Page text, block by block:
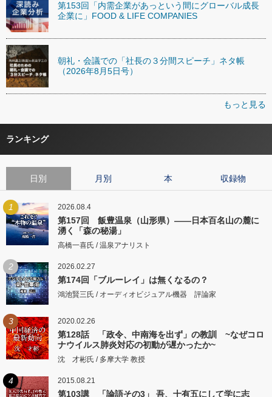
第153回「内需企業があっという間にグローバル成長
企業に」FOOD & LIFE COMPANIES
朝礼・会議での「社長の３分間スピーチ」ネタ帳
（2026年8月5日号）
もっと見る
ランキング
日別 月別 本 収録物
1 2026.08.4
第157回 飯豊温泉（山形県）――日本百名山の麓に
湧く「森の秘湯」
高橋一喜氏 / 温泉アナリスト
2 2026.02.27
第174回「ブルーレイ」は無くなるの？
鴻池賢三氏 / オーディオビジュアル機器 評論家
3 2020.02.26
第128話 「政令、中南海を出ず」の教訓 ~なぜコロ
ナウイルス肺炎対応の初動が遅かったか~
沈 才彬氏 / 多摩大学 教授
4 2015.08.21
第103講 「論語その3」 吾、十有五にして学に志